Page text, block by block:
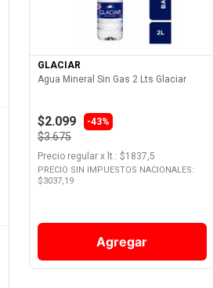
Ver Producto
GLACIAR
Agua Mineral Sin Gas 2 Lts Glaciar
$2.099 -43%
$3.675
Precio regular x lt.: $1837,5
PRECIO SIN IMPUESTOS NACIONALES:
$3037,19
Agregar